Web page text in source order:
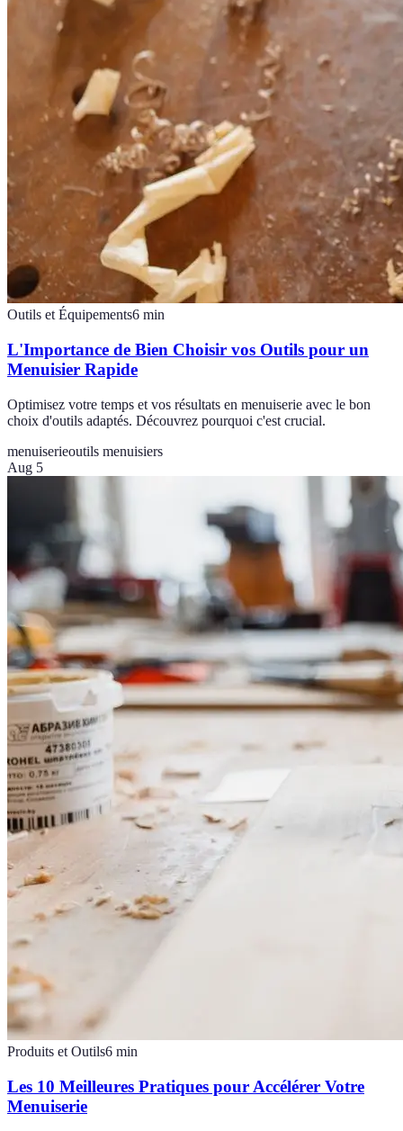
Outils et Équipements6 min
L'Importance de Bien Choisir vos Outils pour un
Menuisier Rapide
Optimisez votre temps et vos résultats en menuiserie avec le bon
choix d'outils adaptés. Découvrez pourquoi c'est crucial.
menuiserieoutils menuisiers
Aug 5
Produits et Outils6 min
Les 10 Meilleures Pratiques pour Accélérer Votre
Menuiserie